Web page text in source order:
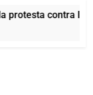
contra la Ley